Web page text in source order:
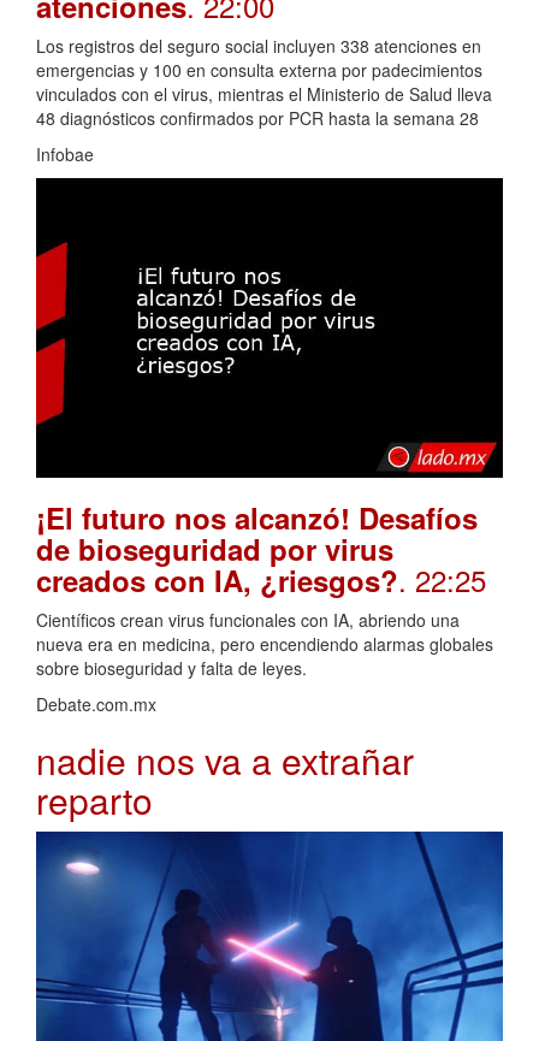
Los registros del seguro social incluyen 338 atenciones en
emergencias y 100 en consulta externa por padecimientos
vinculados con el virus, mientras el Ministerio de Salud lleva
48 diagnósticos confirmados por PCR hasta la semana 28
Infobae
¡El futuro nos alcanzó! Desafíos
de bioseguridad por virus
creados con IA, ¿riesgos?. 22:25
Científicos crean virus funcionales con IA, abriendo una
nueva era en medicina, pero encendiendo alarmas globales
sobre bioseguridad y falta de leyes.
Debate.com.mx
nadie nos va a extrañar
reparto